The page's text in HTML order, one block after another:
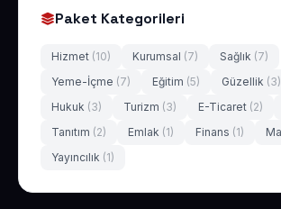
Paket Kategorileri
Hizmet (10) Kurumsal (7) Sağlık (7)
Yeme-İçme (7) Eğitim (5) Güzellik (3)
Hukuk (3) Turizm (3) E-Ticaret (2)
Tanıtım (2) Emlak (1) Finans (1)
Yayıncılık (1)